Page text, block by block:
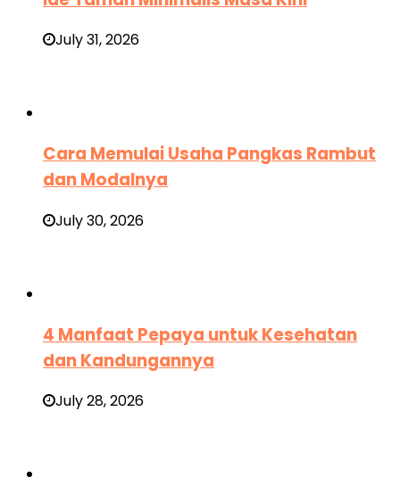
July 31, 2026
Cara Memulai Usaha Pangkas Rambut
dan Modalnya
July 30, 2026
4 Manfaat Pepaya untuk Kesehatan
dan Kandungannya
July 28, 2026